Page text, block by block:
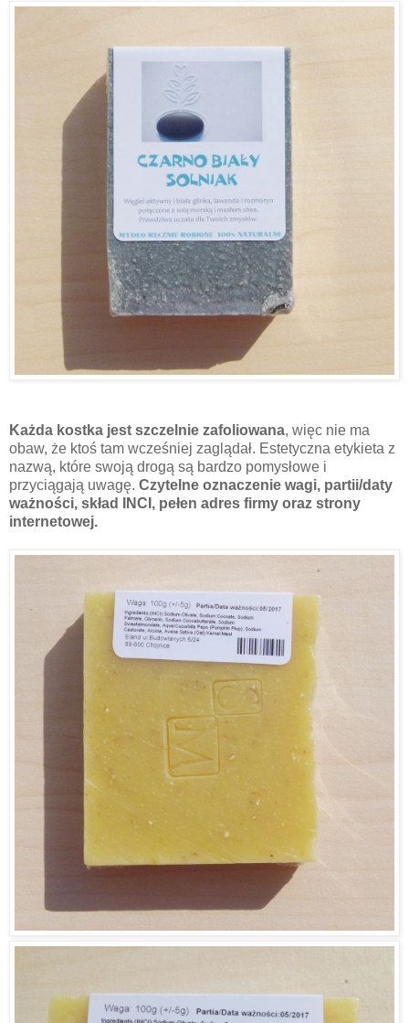
Każda kostka jest szczelnie zafoliowana, więc nie ma
obaw, że ktoś tam wcześniej zaglądał. Estetyczna etykieta z
nazwą, które swoją drogą są bardzo pomysłowe i
przyciągają uwagę. Czytelne oznaczenie wagi, partii/daty
ważności, skład INCI, pełen adres firmy oraz strony
internetowej.